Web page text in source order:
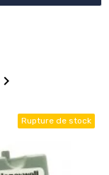

Rupture de stock